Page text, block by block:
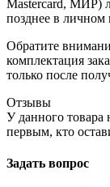
Mastercard, МИР)
позднее в личном
Обратите
комплектация
только после
Отзывы
У данного товара
первым, кто
Задать вопрос